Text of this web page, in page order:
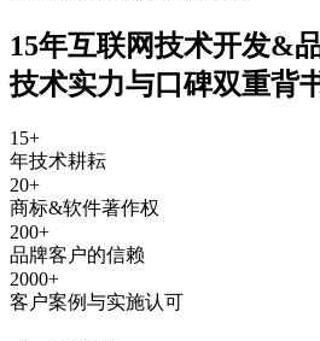
15年互联网技术开发&
技术实力与口碑双重背
15+
年技术耕耘
20+
商标&软件著作权
200+
品牌客户的信赖
2000+
客户案例与实施认可